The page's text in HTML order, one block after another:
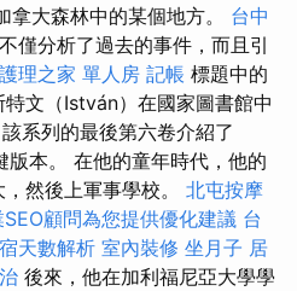
拿大森林中的某個地方。 台中
僅分析了過去的事件，而且引
護理之家 單人房 記帳 標題中的
文（István）在國家圖書館中
系列的最後第六卷介紹了
本。 在他的童年時代，他的
然後上軍事學校。 北屯按摩
顧問為您提供優化建議 台
天數解析 室內裝修 坐月子 居
後來，他在加利福尼亞大學學